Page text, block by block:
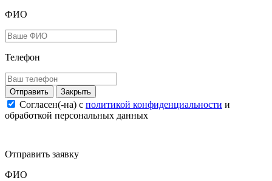
ФИО
Телефон
Закрыть
Согласен(-на) c политикой конфиденциальности и
обработкой персональных данных
Отправить заявку
ФИО